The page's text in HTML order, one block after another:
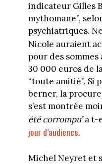
indicateur Gilles
mythomane”,
psychiatriques.
Nicole auraient
pour des sommes
30 000 euros de
“toute amitié”. Si
berner, la
s’est montrée
été corrompu”a t-
jour d’audience.
Michel Neyret et